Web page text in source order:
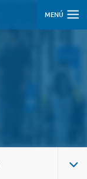
MENÚ